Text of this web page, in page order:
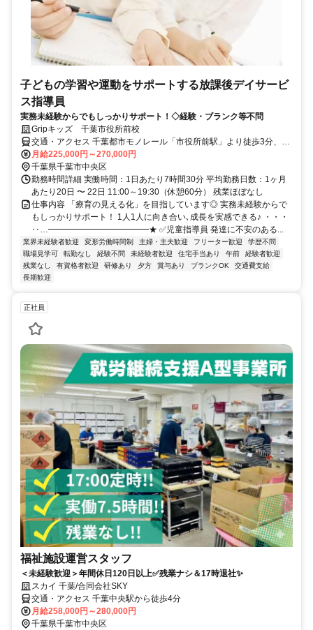
子どもの学習や運動をサポートする放課後デイサービ
ス指導員
実務未経験からでもしっかりサポート！◇経験・ブランク等不問
Gripキッズ 千葉市役所前校
交通・アクセス 千葉都市モノレール「市役所前駅」より徒歩3分、京
成千葉線「新千葉駅」徒歩10分
月給225,000円～270,000円
千葉県千葉市中央区
勤務時間詳細 実働時間：1日あたり7時間30分 平均勤務日数：1ヶ月
あたり20日 〜 22日 11:00～19:30（休憩60分） 残業ほぼなし
仕事内容 「療育の見える化」を目指しています◎ 実務未経験からで
もしっかりサポート！ 1人1人に向き合い､成長を実感できる♪ ・・・
‥…━━━━━━━━━━━━★ ✅児童指導員 発達に不安のある...
業界未経験者歓迎 変形労働時間制 主婦・主夫歓迎 フリーター歓迎
学歴不問
職場見学可
転勤なし 経験不問 未経験者歓迎 住宅手当あり 午前
経験者歓迎
残業なし
有資格者歓迎 研修あり 夕方 賞与あり ブランクOK
交通費支給
長期歓迎
正社員
福祉施設運営スタッフ
＜未経験歓迎＞年間休日120日以上✅残業ナシ＆17時退社✨
スカイ 千葉/合同会社SKY
交通・アクセス 千葉中央駅から徒歩4分
月給258,000円～280,000円
千葉県千葉市中央区